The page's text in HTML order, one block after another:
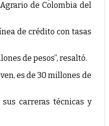
de Colombia del
de crédito con tasas
de pesos”, resaltó.
es de 30 millones de
carreras técnicas y